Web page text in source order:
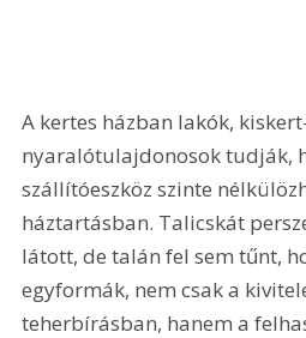
A kertes házban lakók,
nyaralótulajdonosok tudják,
szállítóeszköz szinte
háztartásban. Talicskát
látott, de talán fel sem tűnt,
egyformák, nem csak a
teherbírásban, hanem a